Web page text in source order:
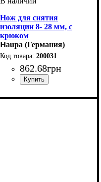
Нож для снятия
изоляции 8- 28 мм, с
крюком
Haupa (Германия)
200031
862.68грн
кабеля